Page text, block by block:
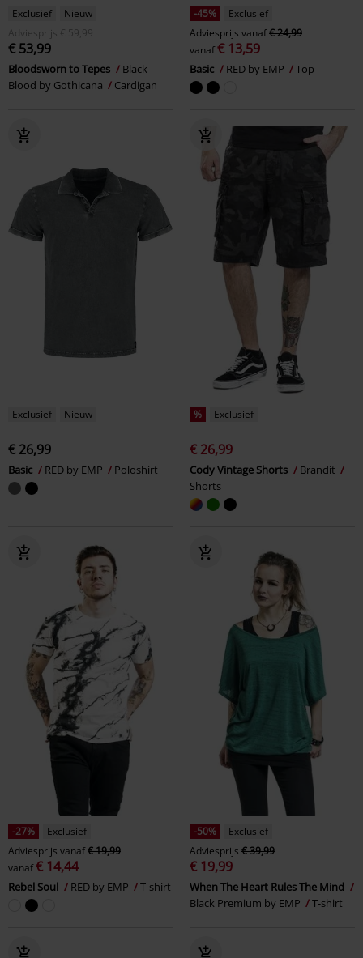
Exclusief
Nieuw
Adviesprijs
€ 59,99
€ 53,99
Bloodsworn to Tepes
Black
Blood by Gothicana
Cardigan
-45%
Exclusief
Adviesprijs vanaf€ 24,99
vanaf€ 13,59
Basic RED by EMP Top
Exclusief Nieuw
€ 26,99
Basic RED by EMP Poloshirt
% Exclusief
€ 26,99
Cody Vintage Shorts
Brandit
Shorts
-27%
Exclusief
Adviesprijs vanaf€ 19,99
vanaf€ 14,44
Rebel Soul RED by EMP T-shirt
-50%
Exclusief
Adviesprijs € 39,99
€ 19,99
When The Heart Rules The Mind
Black Premium by EMP
T-shirt